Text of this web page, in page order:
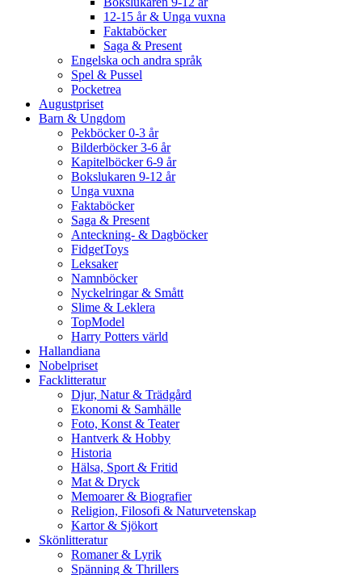
12-15 år & Unga vuxna
Faktaböcker
Saga & Present
Engelska och andra språk
Spel & Pussel
Pocketrea
Augustpriset
Barn & Ungdom
Pekböcker 0-3 år
Bilderböcker 3-6 år
Kapitelböcker 6-9 år
Bokslukaren 9-12 år
Unga vuxna
Faktaböcker
Saga & Present
Anteckning- & Dagböcker
FidgetToys
Leksaker
Namnböcker
Nyckelringar & Smått
Slime & Leklera
TopModel
Harry Potters värld
Hallandiana
Nobelpriset
Facklitteratur
Djur, Natur & Trädgård
Ekonomi & Samhälle
Foto, Konst & Teater
Hantverk & Hobby
Historia
Hälsa, Sport & Fritid
Mat & Dryck
Memoarer & Biografier
Religion, Filosofi & Naturvetenskap
Kartor & Sjökort
Skönlitteratur
Romaner & Lyrik
Spänning & Thrillers